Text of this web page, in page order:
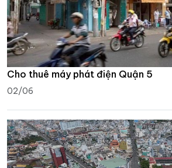
Cho thuê máy phát điện Quận 5
02/06